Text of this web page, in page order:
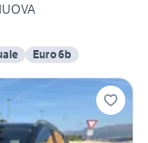
Euro 6b